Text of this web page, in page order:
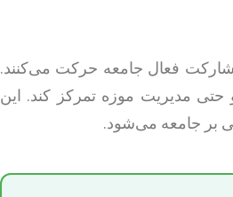
مشارکت فعال جامعه حرکت می‌کنند.
مدیریت موزه تمرکز کند. این
بر جامعه می‌شود.